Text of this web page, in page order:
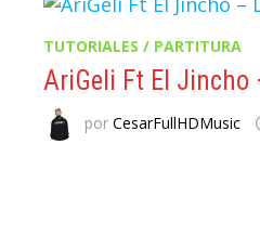
TUTORIALES / PARTITURA
AriGeli Ft El Jincho
porCesarFullHDMusic